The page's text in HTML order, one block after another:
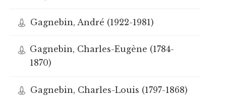
Gagnebin, André (1922-1981)
Gagnebin, Charles-Eugène (1784-
1870)
Gagnebin, Charles-Louis (1797-1868)